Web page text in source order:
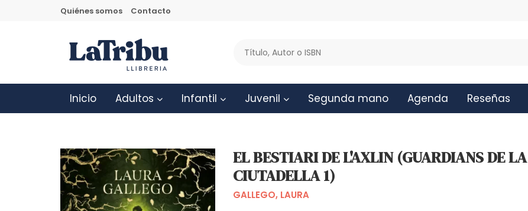
Quiénes somos Contacto
Inicio Adultos Infantil Juvenil Segunda mano Agenda Reseñas
EL BESTIARI DE L'AXLIN (GUARDIANS DE LA
CIUTADELLA 1)
GALLEGO, LAURA